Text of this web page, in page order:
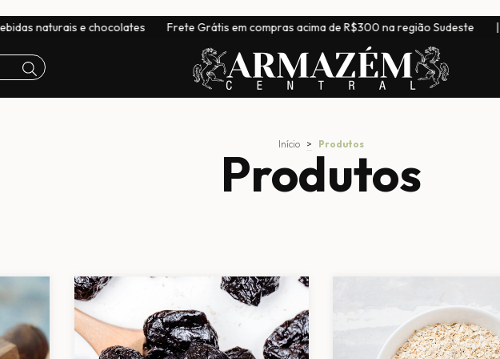
Grátis em compras acima de R$300 na região Sudeste | Entrega para todo o Brasil!
Início > Produtos
Produtos